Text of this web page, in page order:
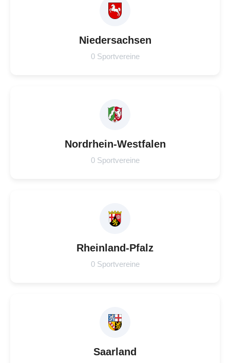
Niedersachsen
0 Sportvereine
Nordrhein-Westfalen
0 Sportvereine
Rheinland-Pfalz
0 Sportvereine
Saarland